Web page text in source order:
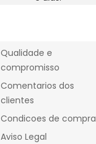
Qualidade e
compromisso
Comentarios dos
clientes
Condicoes de compra
Aviso Legal